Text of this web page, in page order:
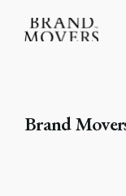
Brand